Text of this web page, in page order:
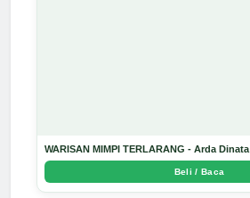
WARISAN MIMPI TERLARANG - Arda Dinata
Beli / Baca